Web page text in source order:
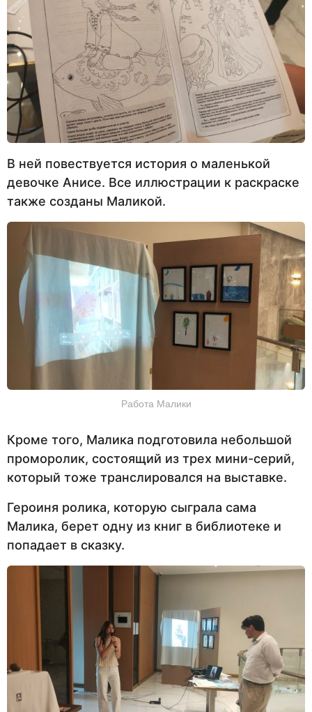
В ней повествуется история о маленькой
девочке Анисе. Все иллюстрации к раскраске
также созданы Маликой.
Работа Малики
Кроме того, Малика подготовила небольшой
проморолик, состоящий из трех мини-серий,
который тоже транслировался на выставке.
Героиня ролика, которую сыграла сама
Малика, берет одну из книг в библиотеке и
попадает в сказку.